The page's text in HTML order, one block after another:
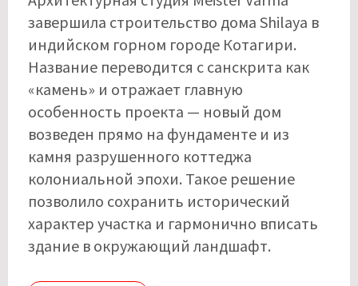
завершила строительство дома Shilaya в
индийском горном городе Котагири.
Название переводится с санскрита как
«камень» и отражает главную
особенность проекта — новый дом
возведен прямо на фундаменте и из
камня разрушенного коттеджа
колониальной эпохи. Такое решение
позволило сохранить исторический
характер участка и гармонично вписать
здание в окружающий ландшафт.